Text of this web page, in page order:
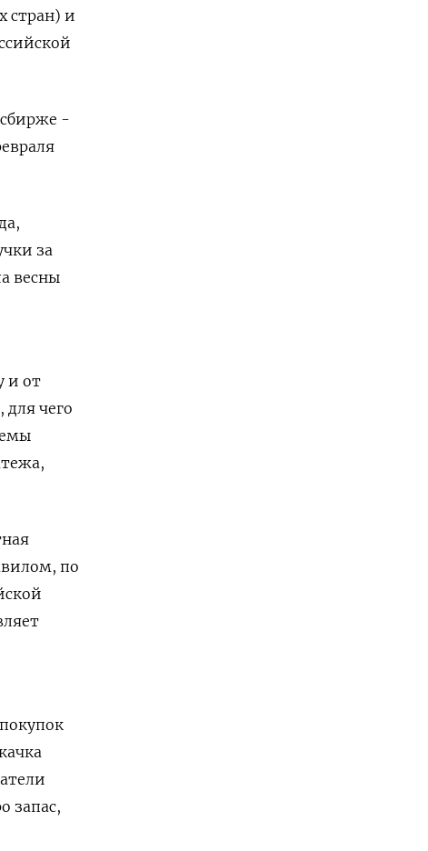
стран) и
-
за
весны
и от
чего
по
запас,